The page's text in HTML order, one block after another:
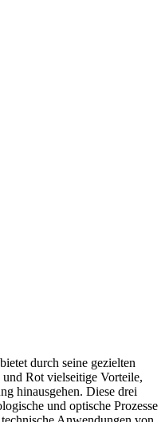
durch seine gezielten
Rot vielseitige Vorteile,
hinausgehen. Diese drei
und optische Prozesse